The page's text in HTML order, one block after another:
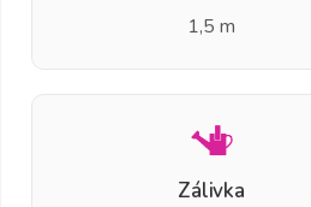
1,5 m
Zálivka